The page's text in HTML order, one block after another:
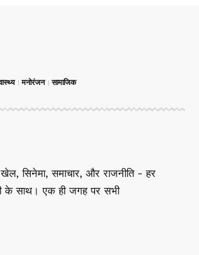
मनोरंजन सामाजिक
सिनेमा, समाचार, और राजनीति - हर
के साथ। एक ही जगह पर सभी